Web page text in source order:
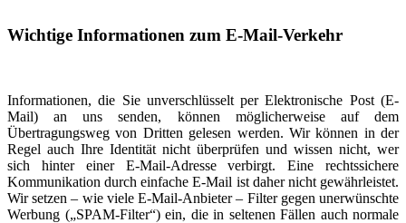
Wichtige Informationen zum E-Mail-Verkehr
Informationen, die Sie unverschlüsselt per Elektronische Post (E-
Mail) an uns senden, können möglicherweise auf dem
Übertragungsweg von Dritten gelesen werden. Wir können in der
Regel auch Ihre Identität nicht überprüfen und wissen nicht, wer
sich hinter einer E-Mail-Adresse verbirgt. Eine rechtssichere
Kommunikation durch einfache E-Mail ist daher nicht gewährleistet.
Wir setzen – wie viele E-Mail-Anbieter – Filter gegen unerwünschte
Werbung („SPAM-Filter“) ein, die in seltenen Fällen auch normale